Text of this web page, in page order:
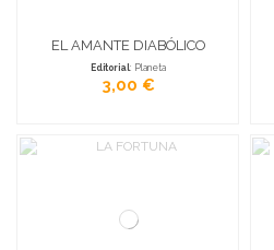
EL AMANTE DIABÓLICO
Editorial: Planeta
3,00 €